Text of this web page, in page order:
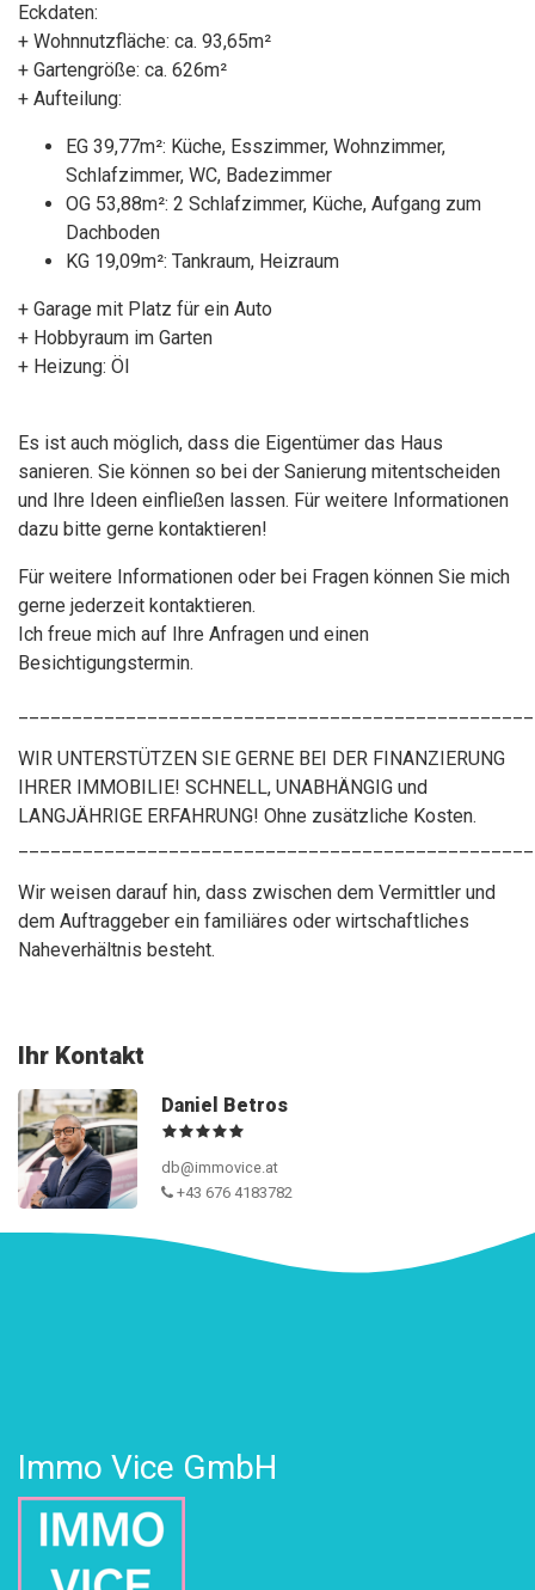
Eckdaten:
+ Wohnnutzfläche: ca. 93,65m²
+ Gartengröße: ca. 626m²
+ Aufteilung:
EG 39,77m²: Küche, Esszimmer, Wohnzimmer,
Schlafzimmer, WC, Badezimmer
OG 53,88m²: 2 Schlafzimmer, Küche, Aufgang zum
Dachboden
KG 19,09m²: Tankraum, Heizraum
+ Garage mit Platz für ein Auto
+ Hobbyraum im Garten
+ Heizung: Öl
Es ist auch möglich, dass die Eigentümer das Haus
sanieren. Sie können so bei der Sanierung mitentscheiden
und Ihre Ideen einfließen lassen. Für weitere Informationen
dazu bitte gerne kontaktieren!
Für weitere Informationen oder bei Fragen können Sie mich
gerne jederzeit kontaktieren.
Ich freue mich auf Ihre Anfragen und einen
Besichtigungstermin.
WIR UNTERSTÜTZEN SIE GERNE BEI DER FINANZIERUNG
IHRER IMMOBILIE! SCHNELL, UNABHÄNGIG und
LANGJÄHRIGE ERFAHRUNG! Ohne zusätzliche Kosten.
Wir weisen darauf hin, dass zwischen dem Vermittler und
dem Auftraggeber ein familiäres oder wirtschaftliches
Naheverhältnis besteht.
Ihr Kontakt
Daniel Betros
db@immovice.at
+43 676 4183782
Immo Vice GmbH